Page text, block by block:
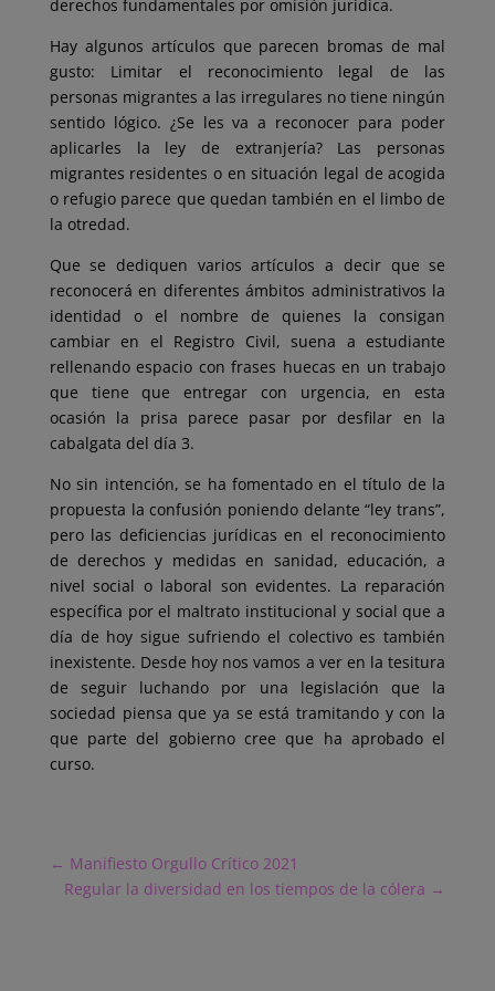
derechos fundamentales por omisión jurídica.
Hay algunos artículos que parecen bromas de mal
gusto: Limitar el reconocimiento legal de las
personas migrantes a las irregulares no tiene ningún
sentido lógico. ¿Se les va a reconocer para poder
aplicarles la ley de extranjería? Las personas
migrantes residentes o en situación legal de acogida
o refugio parece que quedan también en el limbo de
la otredad.
Que se dediquen varios artículos a decir que se
reconocerá en diferentes ámbitos administrativos la
identidad o el nombre de quienes la consigan
cambiar en el Registro Civil, suena a estudiante
rellenando espacio con frases huecas en un trabajo
que tiene que entregar con urgencia, en esta
ocasión la prisa parece pasar por desfilar en la
cabalgata del día 3.
No sin intención, se ha fomentado en el título de la
propuesta la confusión poniendo delante “ley trans”,
pero las deficiencias jurídicas en el reconocimiento
de derechos y medidas en sanidad, educación, a
nivel social o laboral son evidentes. La reparación
específica por el maltrato institucional y social que a
día de hoy sigue sufriendo el colectivo es también
inexistente. Desde hoy nos vamos a ver en la tesitura
de seguir luchando por una legislación que la
sociedad piensa que ya se está tramitando y con la
que parte del gobierno cree que ha aprobado el
curso.
← Manifiesto Orgullo Crítico 2021
Regular la diversidad en los tiempos de la cólera →